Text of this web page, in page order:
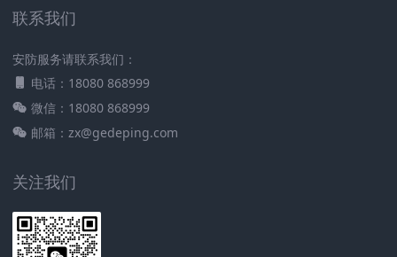
联系我们
安防服务请联系我们：
电话：18080 868999
微信：18080 868999
邮箱：zx@gedeping.com
关注我们